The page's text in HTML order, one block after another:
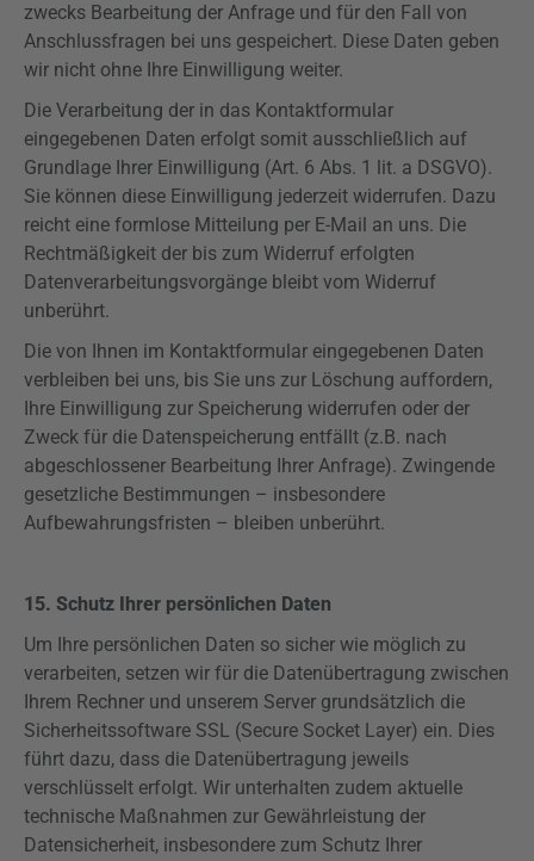
zwecks Bearbeitung der Anfrage und für den Fall von
Anschlussfragen bei uns gespeichert. Diese Daten geben
wir nicht ohne Ihre Einwilligung weiter.
Die Verarbeitung der in das Kontaktformular
eingegebenen Daten erfolgt somit ausschließlich auf
Grundlage Ihrer Einwilligung (Art. 6 Abs. 1 lit. a DSGVO).
Sie können diese Einwilligung jederzeit widerrufen. Dazu
reicht eine formlose Mitteilung per E-Mail an uns. Die
Rechtmäßigkeit der bis zum Widerruf erfolgten
Datenverarbeitungsvorgänge bleibt vom Widerruf
unberührt.
Die von Ihnen im Kontaktformular eingegebenen Daten
verbleiben bei uns, bis Sie uns zur Löschung auffordern,
Ihre Einwilligung zur Speicherung widerrufen oder der
Zweck für die Datenspeicherung entfällt (z.B. nach
abgeschlossener Bearbeitung Ihrer Anfrage). Zwingende
gesetzliche Bestimmungen – insbesondere
Aufbewahrungsfristen – bleiben unberührt.
15. Schutz Ihrer persönlichen Daten
Um Ihre persönlichen Daten so sicher wie möglich zu
verarbeiten, setzen wir für die Datenübertragung zwischen
Ihrem Rechner und unserem Server grundsätzlich die
Sicherheitssoftware SSL (Secure Socket Layer) ein. Dies
führt dazu, dass die Datenübertragung jeweils
verschlüsselt erfolgt. Wir unterhalten zudem aktuelle
technische Maßnahmen zur Gewährleistung der
Datensicherheit, insbesondere zum Schutz Ihrer